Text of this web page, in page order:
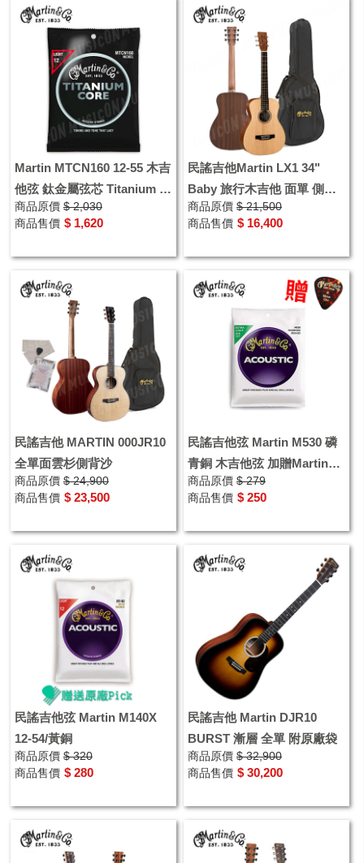
Martin MTCN160 12-55 木吉
他弦 鈦金屬弦芯 Titanium 超
長壽命民謠吉他弦
商品原價 $ 2,030
商品售價 $ 1,620
民謠吉他Martin LX1 34"
Baby 旅行木吉他 面單 側背
桃花心木HPL 附原廠袋
商品原價 $ 21,500
商品售價 $ 16,400
民謠吉他 MARTIN 000JR10
全單面雲杉側背沙
商品原價 $ 24,900
商品售價 $ 23,500
民謠吉他弦 Martin M530 磷
青銅 木吉他弦 加贈Martin原
廠Pick
商品原價 $ 279
商品售價 $ 250
民謠吉他弦 Martin M140X
12-54/黃銅
商品原價 $ 320
商品售價 $ 280
民謠吉他 Martin DJR10
BURST 漸層 全單 附原廠袋
商品原價 $ 32,900
商品售價 $ 30,200